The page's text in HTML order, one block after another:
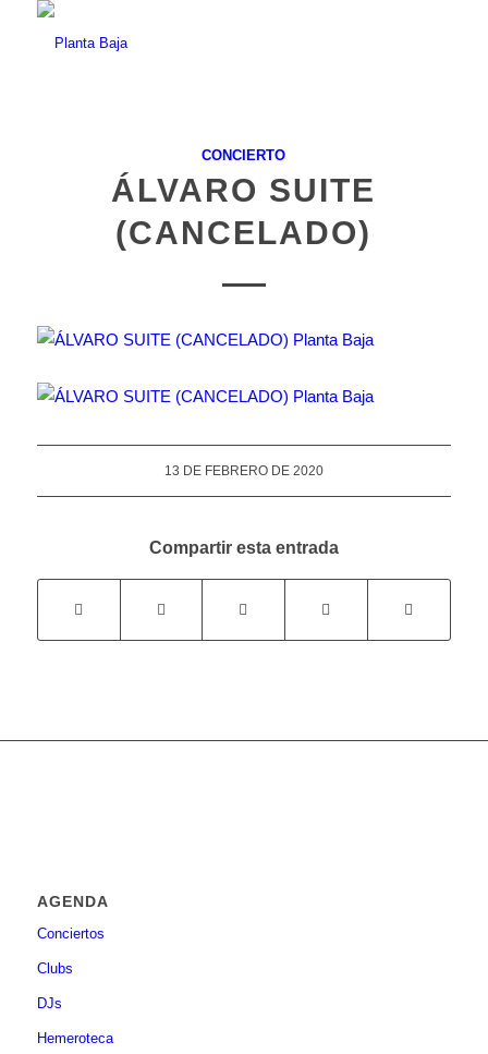
CONCIERTO
ÁLVARO SUITE
(CANCELADO)
13 DE FEBRERO DE 2020
Compartir esta entrada
AGENDA
Conciertos
Clubs
DJs
Hemeroteca